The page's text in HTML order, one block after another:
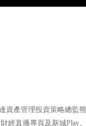
資產管理投資策略總監熊
經直播專頁及新城Play。